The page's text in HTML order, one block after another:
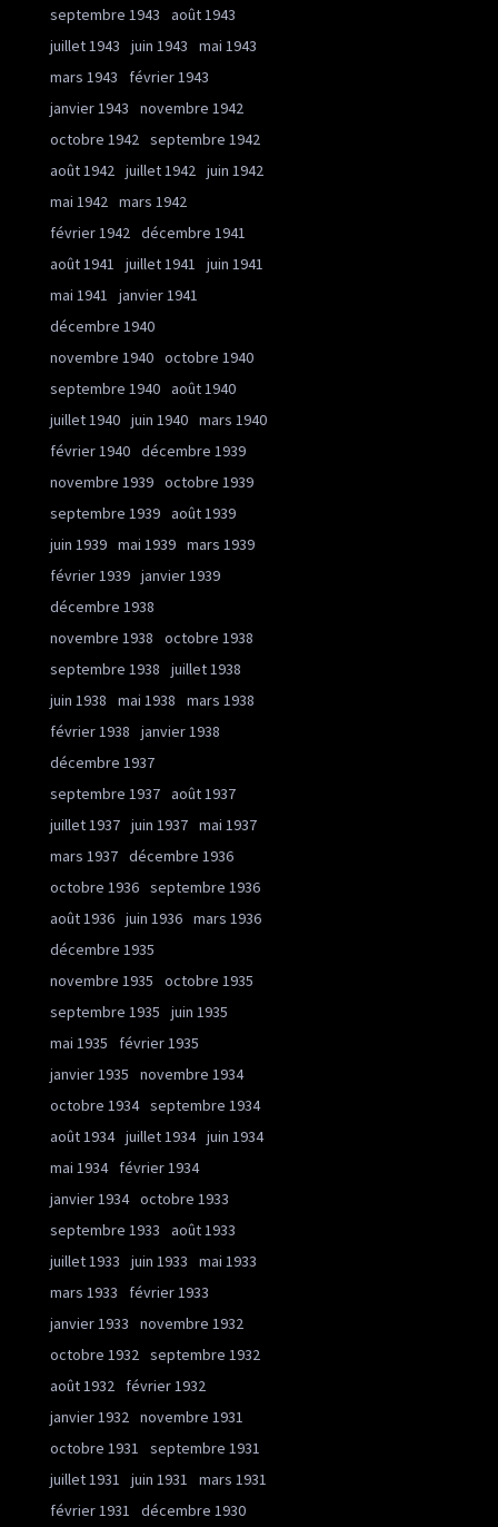
septembre 1943
août 1943
juillet 1943
juin 1943
mai 1943
mars 1943
février 1943
janvier 1943
novembre 1942
octobre 1942 septembre 1942
août 1942 juillet 1942 juin 1942
mai 1942 mars 1942
février 1942 décembre 1941
août 1941
juillet 1941
juin 1941
mai 1941
janvier 1941
décembre 1940
novembre 1940 octobre 1940
septembre 1940 août 1940
juillet 1940 juin 1940 mars 1940
février 1940 décembre 1939
novembre 1939 octobre 1939
septembre 1939 août 1939
juin 1939 mai 1939 mars 1939
février 1939 janvier 1939
décembre 1938
novembre 1938
octobre 1938
septembre 1938
juillet 1938
juin 1938
mai 1938
mars 1938
février 1938
janvier 1938
décembre 1937
septembre 1937 août 1937
juillet 1937 juin 1937 mai 1937
mars 1937 décembre 1936
octobre 1936 septembre 1936
août 1936 juin 1936 mars 1936
décembre 1935
novembre 1935
octobre 1935
septembre 1935
juin 1935
mai 1935
février 1935
janvier 1935
novembre 1934
octobre 1934 septembre 1934
août 1934 juillet 1934 juin 1934
mai 1934
février 1934
janvier 1934 octobre 1933
septembre 1933
août 1933
juillet 1933
juin 1933
mai 1933
mars 1933
février 1933
janvier 1933
novembre 1932
octobre 1932 septembre 1932
août 1932
février 1932
janvier 1932 novembre 1931
octobre 1931
septembre 1931
juillet 1931
juin 1931
mars 1931
février 1931
décembre 1930